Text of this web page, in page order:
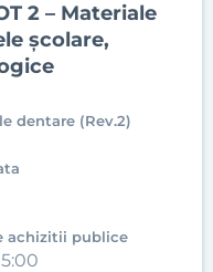
2 – Materiale
școlare,
dentare (Rev.2)
achizitii publice